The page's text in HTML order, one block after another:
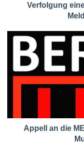
Verfolgung
Appell an die